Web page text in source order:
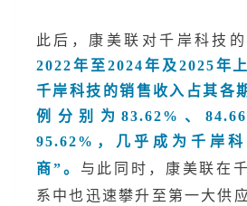
此后，康美联对千岸科技的
2022年至2024年及2025年
千岸科技的销售收入占其各
例分别为83.62%、
95.62%，几乎成为千岸
商”。 与此同时，康美联在
系中也迅速攀升至第一大供